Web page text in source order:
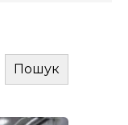
Пошук